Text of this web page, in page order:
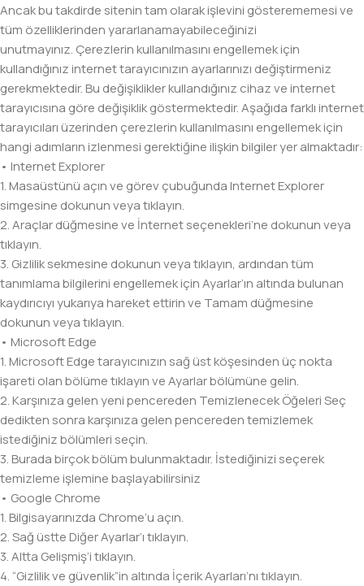
Ancak bu takdirde sitenin tam olarak işlevini gösterememesi ve
tüm özelliklerinden yararlanamayabileceğinizi
unutmayınız. Çerezlerin kullanılmasını engellemek için
kullandığınız internet tarayıcınızın ayarlarınızı değiştirmeniz
gerekmektedir. Bu değişiklikler kullandığınız cihaz ve internet
tarayıcısına göre değişiklik göstermektedir. Aşağıda farklı internet
tarayıcıları üzerinden çerezlerin kullanılmasını engellemek için
hangi adımların izlenmesi gerektiğine ilişkin bilgiler yer almaktadır:
• Internet Explorer
1. Masaüstünü açın ve görev çubuğunda Internet Explorer
simgesine dokunun veya tıklayın.
2. Araçlar düğmesine ve İnternet seçenekleri’ne dokunun veya
tıklayın.
3. Gizlilik sekmesine dokunun veya tıklayın, ardından tüm
tanımlama bilgilerini engellemek için Ayarlar’ın altında bulunan
kaydırıcıyı yukarıya hareket ettirin ve Tamam düğmesine
dokunun veya tıklayın.
• Microsoft Edge
1. Microsoft Edge tarayıcınızın sağ üst köşesinden üç nokta
işareti olan bölüme tıklayın ve Ayarlar bölümüne gelin.
2. Karşınıza gelen yeni pencereden Temizlenecek Öğeleri Seç
dedikten sonra karşınıza gelen pencereden temizlemek
istediğiniz bölümleri seçin.
3. Burada birçok bölüm bulunmaktadır. İstediğinizi seçerek
temizleme işlemine başlayabilirsiniz
• Google Chrome
1. Bilgisayarınızda Chrome’u açın.
2. Sağ üstte Diğer Ayarlar’ı tıklayın.
3. Altta Gelişmiş’i tıklayın.
4. “Gizlilik ve güvenlik”in altında İçerik Ayarları’nı tıklayın.